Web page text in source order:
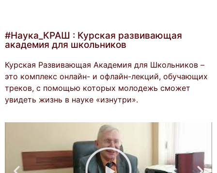
#Наука_КРАШ : Курская развивающая
академия для школьников
Курская Развивающая Академия для Школьников –
это комплекс онлайн- и офлайн-лекций, обучающих
треков, с помощью которых молодежь сможет
увидеть жизнь в науке «изнутри».